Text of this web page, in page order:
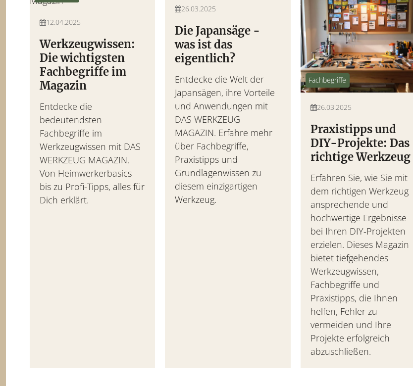
12.04.2025
Werkzeugwissen:
Die wichtigsten
Fachbegriffe im
Magazin
Entdecke die
bedeutendsten
Fachbegriffe im
Werkzeugwissen mit DAS
WERKZEUG MAGAZIN.
Von Heimwerkerbasics
bis zu Profi-Tipps, alles für
Dich erklärt.
26.03.2025
Die Japansäge -
was ist das
eigentlich?
Entdecke die Welt der
Japansägen, ihre Vorteile
und Anwendungen mit
DAS WERKZEUG
MAGAZIN. Erfahre mehr
über Fachbegriffe,
Praxistipps und
Grundlagenwissen zu
diesem einzigartigen
Werkzeug.
Fachbegriffe
26.03.2025
Praxistipps und
DIY-Projekte: Das
richtige Werkzeug
Erfahren Sie, wie Sie mit
dem richtigen Werkzeug
ansprechende und
hochwertige Ergebnisse
bei Ihren DIY-Projekten
erzielen. Dieses Magazin
bietet tiefgehendes
Werkzeugwissen,
Fachbegriffe und
Praxistipps, die Ihnen
helfen, Fehler zu
vermeiden und Ihre
Projekte erfolgreich
abzuschließen.